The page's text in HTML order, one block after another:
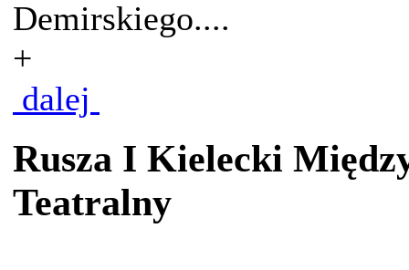
Demirskiego....
+
dalej
Rusza I Kielecki
Teatralny